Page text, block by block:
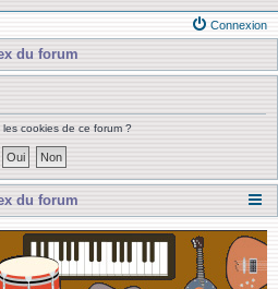
Connexion
du forum
cookies de ce forum ?
du forum